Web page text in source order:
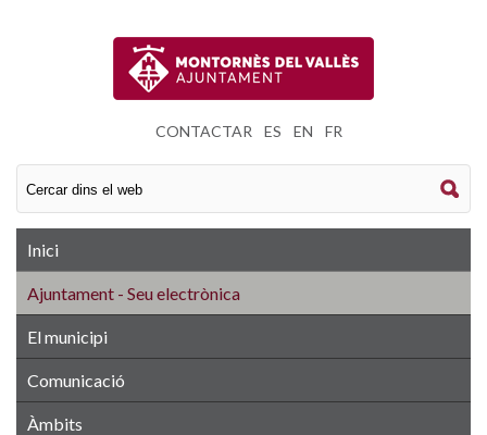
CONTACTAR ES EN FR
Inici
Ajuntament - Seu electrònica
El municipi
Comunicació
Àmbits